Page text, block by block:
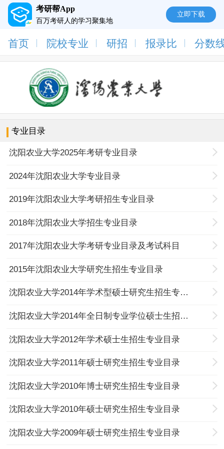
考研帮App
百万考研人的学习聚集地
立即下载
首页 院校专业 研招 报录比 分数
专业目录
沈阳农业大学2025年考研专业目录
2024年沈阳农业大学专业目录
2019年沈阳农业大学考研招生专业目录
2018年沈阳农业大学招生专业目录
2017年沈阳农业大学考研专业目录及考试科目
2015年沈阳农业大学研究生招生专业目录
沈阳农业大学2014年学术型硕士研究生招生专业目录
沈阳农业大学2014年全日制专业学位硕士生招生专业目录
沈阳农业大学2012年学术硕士生招生专业目录
沈阳农业大学2011年硕士研究生招生专业目录
沈阳农业大学2010年博士研究生招生专业目录
沈阳农业大学2010年硕士研究生招生专业目录
沈阳农业大学2009年硕士研究生招生专业目录